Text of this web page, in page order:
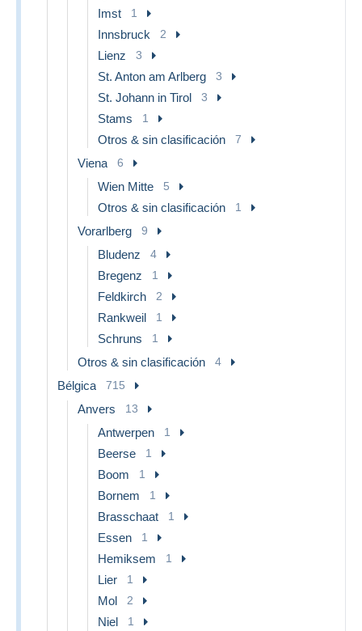
Imst 1
Innsbruck 2
Lienz 3
St. Anton am Arlberg 3
St. Johann in Tirol 3
Stams 1
Otros & sin clasificación 7
Viena 6
Wien Mitte 5
Otros & sin clasificación 1
Vorarlberg 9
Bludenz 4
Bregenz 1
Feldkirch 2
Rankweil 1
Schruns 1
Otros & sin clasificación 4
Bélgica 715
Anvers 13
Antwerpen 1
Beerse 1
Boom 1
Bornem 1
Brasschaat 1
Essen 1
Hemiksem 1
Lier 1
Mol 2
Niel 1